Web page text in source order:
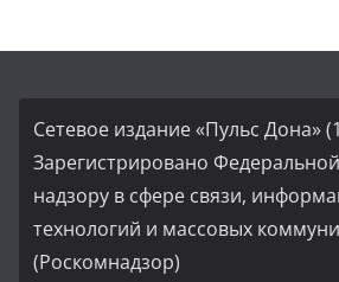
Сетевое издание «Пульс Дона»
Зарегистрировано
надзору в сфере связи,
технологий и массовых
(Роскомнадзор)